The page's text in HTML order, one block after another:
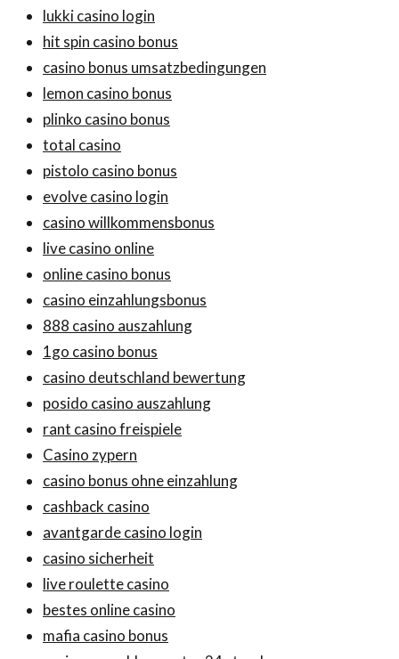
lukki casino login
hit spin casino bonus
casino bonus umsatzbedingungen
lemon casino bonus
plinko casino bonus
total casino
pistolo casino bonus
evolve casino login
casino willkommensbonus
live casino online
online casino bonus
casino einzahlungsbonus
888 casino auszahlung
1go casino bonus
casino deutschland bewertung
posido casino auszahlung
rant casino freispiele
Casino zypern
casino bonus ohne einzahlung
cashback casino
avantgarde casino login
casino sicherheit
live roulette casino
bestes online casino
mafia casino bonus